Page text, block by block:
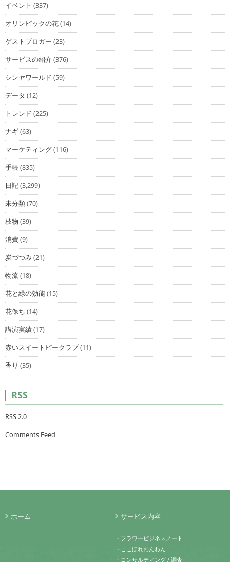
イベント (337)
オリンピックの花(14)
ゲストブロガー (23)
サービスの紹介(376)
シンヤワールド (59)
データ (12)
トレンド (225)
ナギ(63)
マーケティング(116)
手帳(835)
日記(3,299)
未分類(70)
枝物 (39)
消費(9)
炭づつみ(21)
物流(18)
花と緑の効能(15)
花保ち (14)
講演実績(17)
赤いスイートピークラブ(11)
香り (35)
RSS
RSS 2.0
Comments Feed
ホーム サービス内容
・フラワービジネスノート
・ここほれわんわん
・コンサルティング / 調査